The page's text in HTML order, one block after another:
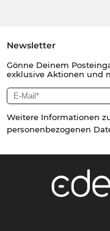
Newsletter
Gönne Deinem
exklusive Aktionen und
Weitere Informationen
personenbezogenen